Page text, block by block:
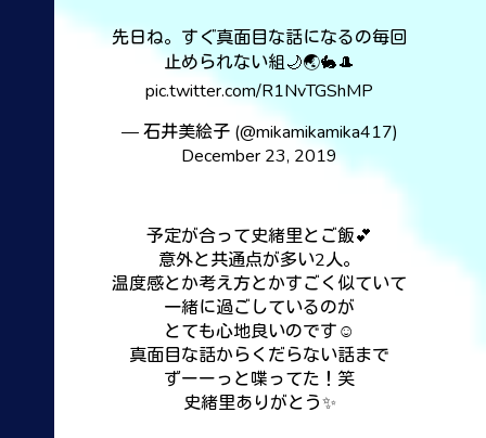
先日ね。すぐ真面目な話になるの毎回
止められない組🌙🌏🐇🎩
pic.twitter.com/R1NvTGShMP
— 石井美絵子 (@mikamikamika417)
December 23, 2019
予定が合って史緒里とご飯💕
意外と共通点が多い2人。
温度感とか考え方とかすごく似ていて
一緒に過ごしているのが
とても心地良いのです☺️
真面目な話からくだらない話まで
ずーーっと喋ってた！笑
史緒里ありがとう✨